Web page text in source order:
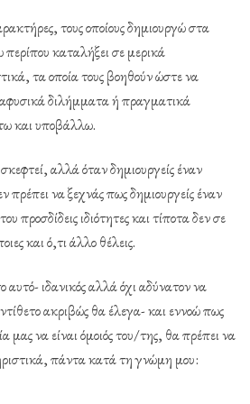
τους οποίους δημιουργώ στα
καταλήξει σε μερικά
τα οποία τους βοηθούν ώστε να
διλήμματα ή πραγματικά
και υποβάλλω.
αλλά όταν δημιουργείς έναν
να ξεχνάς πως δημιουργείς έναν
προσδίδεις ιδιότητες και τίποτα δεν σε
και ό,τι άλλο θέλεις.
ιδανικός αλλά όχι αδύνατον να
ακριβώς θα έλεγα- και εννοώ πως
μας να είναι όμοιός του/της, θα πρέπει να
πάντα κατά τη γνώμη μου: